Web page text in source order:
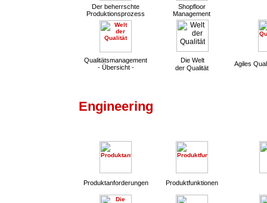
Der beherrschte
Produktionsprozess
Shopfloor
Management
Qualitätsmanagement
- Übersicht -
Die Welt
der Qualität
Agiles
Engineering
Produktanforderungen Produktfunktionen